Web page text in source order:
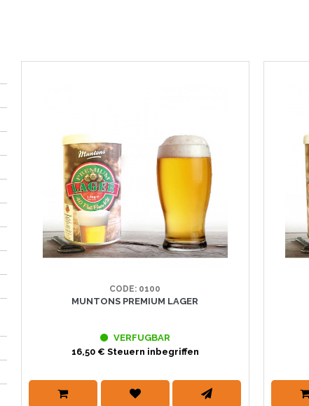
CODE: 0100
MUNTONS PREMIUM LAGER
VERFUGBAR
16,50 € Steuern inbegriffen